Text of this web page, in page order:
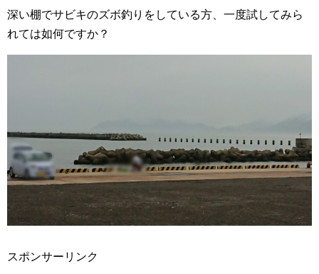
深い棚でサビキのズボ釣りをしている方、一度試してみら
れては如何ですか？
スポンサーリンク